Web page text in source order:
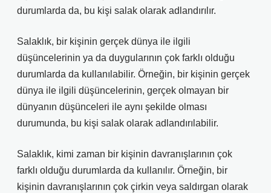
durumlarda da, bu kişi salak olarak adlandırılır.
Salaklık, bir kişinin gerçek dünya ile ilgili
düşüncelerinin ya da duygularının çok farklı olduğu
durumlarda da kullanılabilir. Örneğin, bir kişinin gerçek
dünya ile ilgili düşüncelerinin, gerçek olmayan bir
dünyanın düşünceleri ile aynı şekilde olması
durumunda, bu kişi salak olarak adlandırılabilir.
Salaklık, kimi zaman bir kişinin davranışlarının çok
farklı olduğu durumlarda da kullanılır. Örneğin, bir
kişinin davranışlarının çok çirkin veya saldırgan olarak